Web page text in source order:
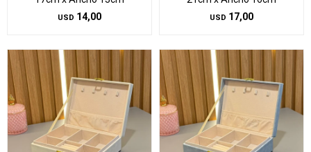
USD 14,00 USD 17,00